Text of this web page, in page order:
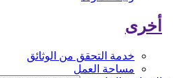
أخرى
خدمة التحقق من الوثائق
مساحة العمل